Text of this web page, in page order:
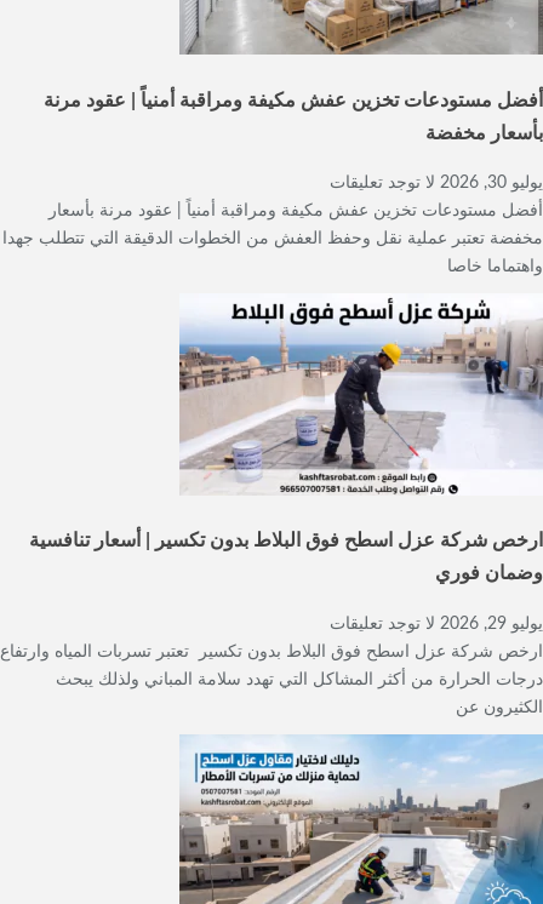
أفضل مستودعات تخزين عفش مكيفة ومراقبة أمنياً | عقود مرنة
بأسعار مخفضة
يوليو 30, 2026
لا توجد تعليقات
أفضل مستودعات تخزين عفش مكيفة ومراقبة أمنياً | عقود مرنة بأسعار
مخفضة تعتبر عملية نقل وحفظ العفش من الخطوات الدقيقة التي تتطلب جهدا
واهتماما خاصا
ارخص شركة عزل اسطح فوق البلاط بدون تكسير | أسعار تنافسية
وضمان فوري
يوليو 29, 2026
لا توجد تعليقات
ارخص شركة عزل اسطح فوق البلاط بدون تكسير تعتبر تسربات المياه وارتفاع
درجات الحرارة من أكثر المشاكل التي تهدد سلامة المباني ولذلك يبحث
الكثيرون عن